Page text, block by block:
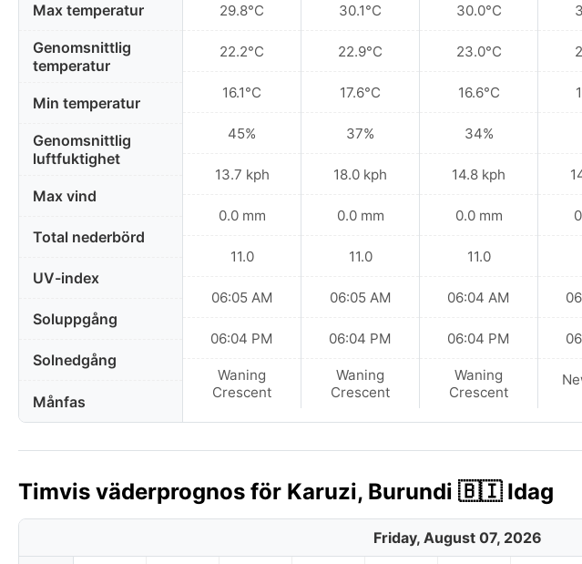
Max temperatur
Genomsnittlig
temperatur
Min temperatur
Genomsnittlig
luftfuktighet
Max vind
Total nederbörd
UV-index
Soluppgång
Solnedgång
Månfas
29.8°C
22.2°C
16.1°C
45%
13.7 kph
0.0 mm
11.0
06:05 AM
06:04 PM
Waning
Crescent
30.1°C
22.9°C
17.6°C
37%
18.0 kph
0.0 mm
11.0
06:05 AM
06:04 PM
Waning
Crescent
30.0°C
23.0°C
16.6°C
34%
14.8 kph
0.0 mm
11.0
06:04 AM
06:04 PM
Waning
Crescent
Timvis väderprognos för Karuzi, Burundi 🇧🇮 Idag
Friday, August 07, 2026